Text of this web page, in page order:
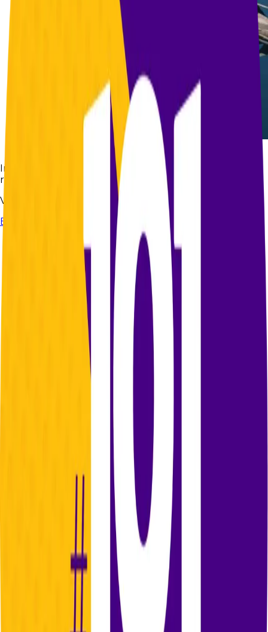
El Colombiano
Investigación sobre la denuncia de Camilo Enciso
respecto a los aviones Gripen y Verónica Alcocer
Ver artículo completo en:
El Colombiano
https://www.elcolombiano.com/colombia/aviones-
gripen-compra-involucraria-veronica-alcocer-denuncia-
podria-destapar-escandalo-gobierno-petro-